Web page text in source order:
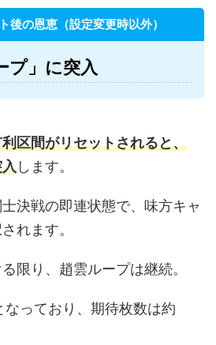
後の恩恵（設定変更時以外）
プ」に突入
区間がリセットされると、
します。
士決戦の即連状態で、味方キャ
れます。
限り、趙雲ループは継続。
っており、期待枚数は約